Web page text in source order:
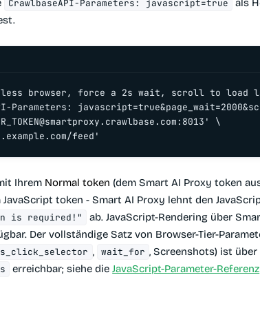
CrawlbaseAPI-Parameters: javascript=true
als
browser, force a 2s wait, scroll to load
Parameters:
:8013' \
feed'
Ihrem Normal token (dem Smart AI Proxy token
token - Smart AI Proxy lehnt den
is required!"
ab. JavaScript-Rendering über
Der vollständige Satz von Browser-Tier-
, wait_for , Screenshots) ist über
erreichbar; siehe dieJavaScript-Parameter-Referenz